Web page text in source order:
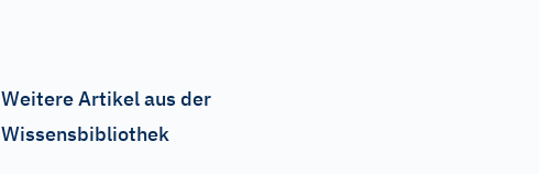
Weitere Artikel aus der
Wissensbibliothek